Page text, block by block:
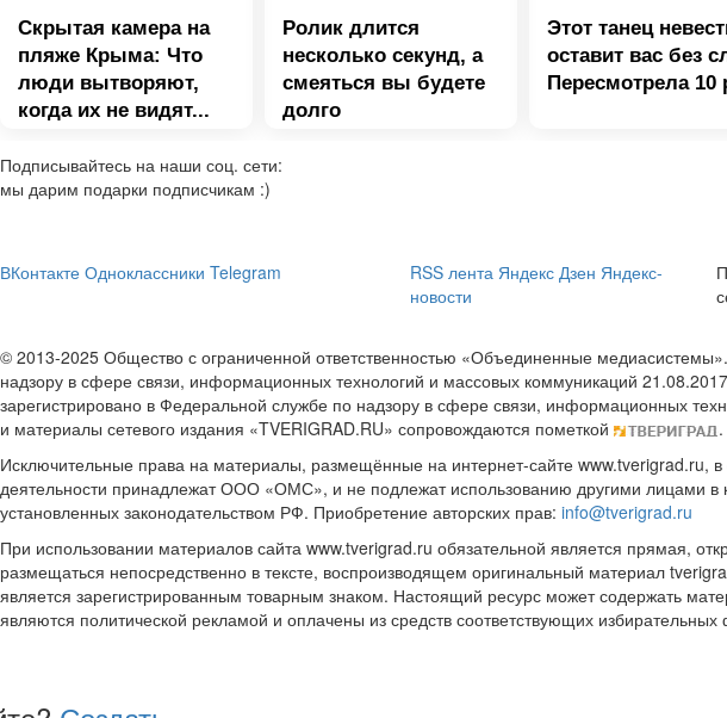
Скрытая камера на
пляже Крыма: Что
люди вытворяют,
когда их не видят...
Ролик длится
несколько секунд, а
смеяться вы будете
долго
Этот танец
оставит вас без
Пересмотрела 10
Подписывайтесь на наши соц. сети:
мы дарим подарки подписчикам :)
ВКонтакте Одноклассники Telegram RSS лента Яндекс Дзен Яндекс-
новости
© 2013-2025 Общество с ограниченной ответственностью «Объединенные
надзору в сфере связи, информационных технологий и массовых коммуникаций
зарегистрировано в Федеральной службе по надзору в сфере связи, информационных
и материалы сетевого издания «TVERIGRAD.RU» сопровождаются пометкой
.
Исключительные права на материалы, размещённые на интернет-сайте www.tverigrad.ru, в
деятельности принадлежат ООО «ОМС», и не подлежат использованию другими лицами
установленных законодательством РФ. Приобретение авторских прав: info@tverigrad.ru
При использовании материалов сайта www.tverigrad.ru обязательной является прямая,
размещаться непосредственно в тексте, воспроизводящем оригинальный материал
является зарегистрированным товарным знаком. Настоящий ресурс может содержать
являются политической рекламой и оплачены из средств соответствующих